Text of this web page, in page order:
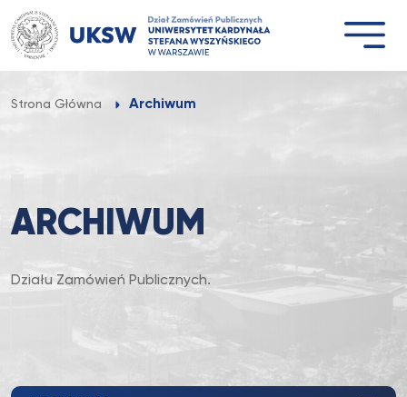
Przejdź
do
treści
Strona Główna Archiwum
ARCHIWUM
Działu Zamówień Publicznych.